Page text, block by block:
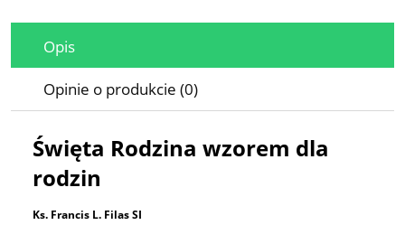
Opis
Opinie o produkcie (0)
Święta Rodzina wzorem dla
rodzin
Ks. Francis L. Filas SI